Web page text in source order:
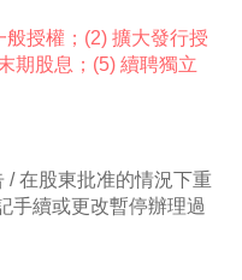
授權；(2) 擴大發行授
期股息；(5) 續聘獨立
/ 在股東批准的情況下重
手續或更改暫停辦理過